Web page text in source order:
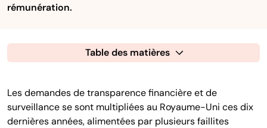
rémunération.
Table des matières
Les demandes de transparence financière et de
surveillance se sont multipliées au Royaume-Uni ces dix
dernières années, alimentées par plusieurs faillites